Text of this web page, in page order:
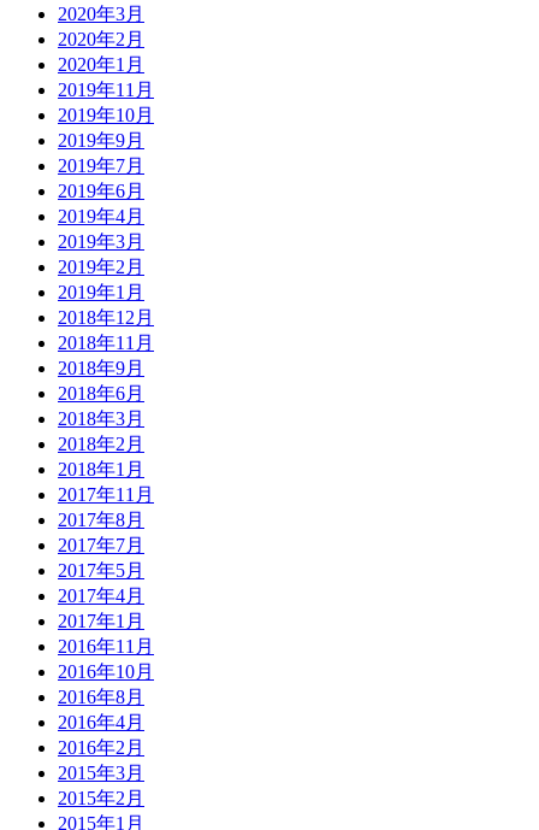
2020年3月
2020年2月
2020年1月
2019年11月
2019年10月
2019年9月
2019年7月
2019年6月
2019年4月
2019年3月
2019年2月
2019年1月
2018年12月
2018年11月
2018年9月
2018年6月
2018年3月
2018年2月
2018年1月
2017年11月
2017年8月
2017年7月
2017年5月
2017年4月
2017年1月
2016年11月
2016年10月
2016年8月
2016年4月
2016年2月
2015年3月
2015年2月
2015年1月